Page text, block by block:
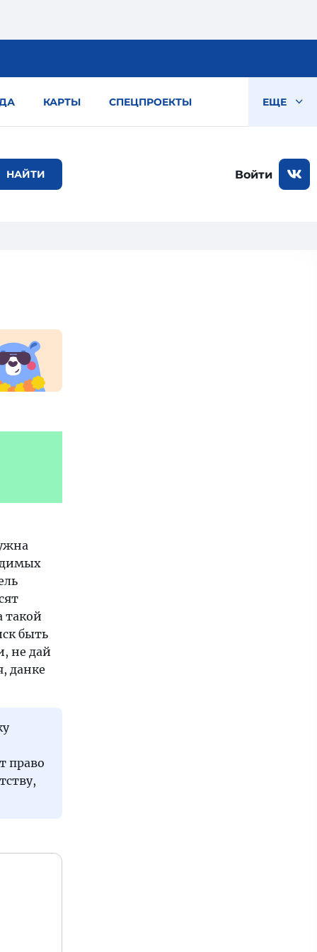
КАРТЫ СПЕЦПРОЕКТЫ ЕЩЕ
Войти
такой
быть
не дай
данке
право